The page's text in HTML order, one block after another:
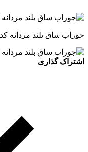
جوراب ساق بلند مردانه کد ۱۳۳
اشتراک گذاری